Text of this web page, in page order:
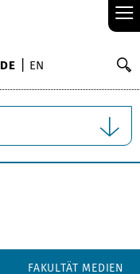
≡
DE EN
FAKULTÄT MEDIEN